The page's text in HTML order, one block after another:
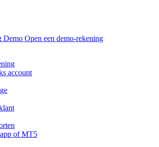
Demo Open een demo-rekening
account
of MT5